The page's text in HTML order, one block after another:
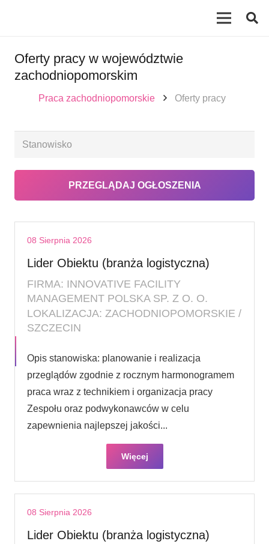
Oferty pracy w województwie
zachodniopomorskim
Praca zachodniopomorskie Oferty pracy
08 Sierpnia 2026
Lider Obiektu (branża logistyczna)
FIRMA: INNOVATIVE FACILITY
MANAGEMENT POLSKA SP. Z O. O.
LOKALIZACJA: ZACHODNIOPOMORSKIE /
SZCZECIN
Opis stanowiska: planowanie i realizacja
przeglądów zgodnie z rocznym harmonogramem
praca wraz z technikiem i organizacja pracy
Zespołu oraz podwykonawców w celu
zapewnienia najlepszej jakości...
Więcej
08 Sierpnia 2026
Lider Obiektu (branża logistyczna)